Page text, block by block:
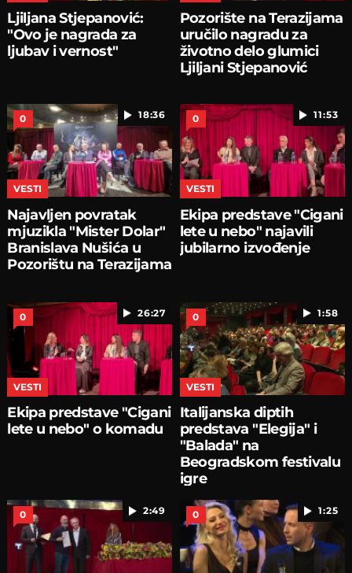
Ljiljana Stjepanović:
"Ovo je nagrada za
ljubav i vernost"
Pozorište na Terazijama
uručilo nagradu za
životno delo glumici
Ljiljani Stjepanović
18:36
0
VESTI
Najavljen povratak
mjuzikla "Mister Dolar"
Branislava Nušića u
Pozorištu na Terazijama
11:53
0
VESTI
Ekipa predstave "Cigani
lete u nebo" najavili
jubilarno izvođenje
26:27
0
VESTI
Ekipa predstave "Cigani
lete u nebo" o komadu
1:58
0
VESTI
Italijanska diptih
predstava "Elegija" i
"Balada" na
Beogradskom festivalu
igre
2:49
0 1:25
0